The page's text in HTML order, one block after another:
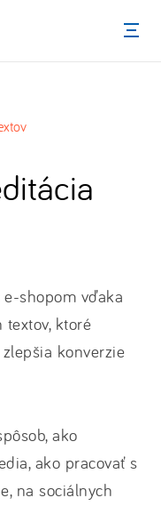
Menu
shopom vďaka
ktoré
konverzie
ako
ako pracovať s
na sociálnych